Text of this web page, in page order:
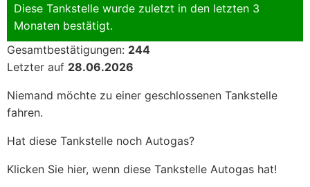
Diese Tankstelle wurde zuletzt in den letzten 3
Monaten bestätigt.
Gesamtbestätigungen: 244
Letzter auf 28.06.2026
Niemand möchte zu einer geschlossenen Tankstelle
fahren.
Hat diese Tankstelle noch Autogas?
Klicken Sie hier, wenn diese Tankstelle Autogas hat!